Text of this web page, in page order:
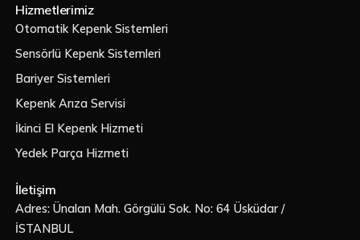
Hizmetlerimiz
Otomatik Kepenk Sistemleri
Sensörlü Kepenk Sistemleri
Bariyer Sistemleri
Kepenk Arıza Servisi
İkinci El Kepenk Hizmeti
Yedek Parça Hizmeti
İletişim
Adres: Ünalan Mah. Görgülü Sok. No: 64 Üsküdar /
İSTANBUL